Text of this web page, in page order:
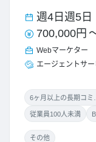
週4日 週5日
700,000円
Webマーケター
エージェントサー
従業員100人未満
その他